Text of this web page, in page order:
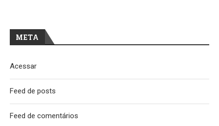
META
Acessar
Feed de posts
Feed de comentários